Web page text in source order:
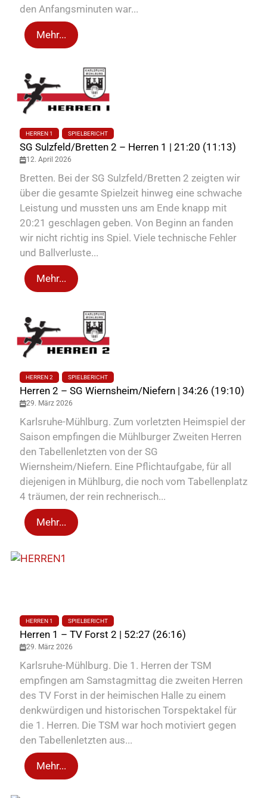
den Anfangsminuten war...
Mehr...
HERREN 1 SPIELBERICHT
SG Sulzfeld/Bretten 2 – Herren 1 | 21:20 (11:13)
12. April 2026
Bretten. Bei der SG Sulzfeld/Bretten 2 zeigten wir
über die gesamte Spielzeit hinweg eine schwache
Leistung und mussten uns am Ende knapp mit
20:21 geschlagen geben. Von Beginn an fanden
wir nicht richtig ins Spiel. Viele technische Fehler
und Ballverluste...
Mehr...
HERREN 2 SPIELBERICHT
Herren 2 – SG Wiernsheim/Niefern | 34:26 (19:10)
29. März 2026
Karlsruhe-Mühlburg. Zum vorletzten Heimspiel der
Saison empfingen die Mühlburger Zweiten Herren
den Tabellenletzten von der SG
Wiernsheim/Niefern. Eine Pflichtaufgabe, für all
diejenigen in Mühlburg, die noch vom Tabellenplatz
4 träumen, der rein rechnerisch...
Mehr...
HERREN 1 SPIELBERICHT
Herren 1 – TV Forst 2 | 52:27 (26:16)
29. März 2026
Karlsruhe-Mühlburg. Die 1. Herren der TSM
empfingen am Samstagmittag die zweiten Herren
des TV Forst in der heimischen Halle zu einem
denkwürdigen und historischen Torspektakel für
die 1. Herren. Die TSM war hoch motiviert gegen
den Tabellenletzten aus...
Mehr...